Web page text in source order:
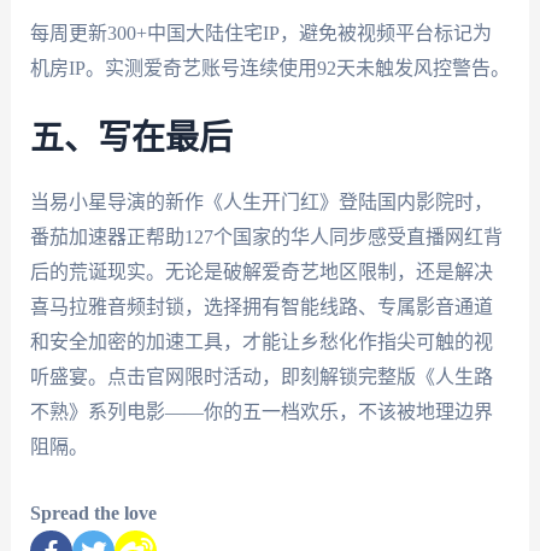
每周更新300+中国大陆住宅IP，避免被视频平台标记为
机房IP。实测爱奇艺账号连续使用92天未触发风控警告。
五、写在最后
当易小星导演的新作《人生开门红》登陆国内影院时，
番茄加速器正帮助127个国家的华人同步感受直播网红背
后的荒诞现实。无论是破解爱奇艺地区限制，还是解决
喜马拉雅音频封锁，选择拥有智能线路、专属影音通道
和安全加密的加速工具，才能让乡愁化作指尖可触的视
听盛宴。点击官网限时活动，即刻解锁完整版《人生路
不熟》系列电影——你的五一档欢乐，不该被地理边界
阻隔。
Spread the love